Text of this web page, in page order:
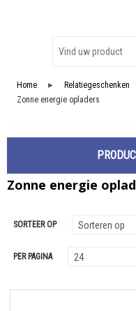
Home ► Relatiegeschenken
Zonne energie opladers
Zonne energie
SORTEER OP
PER PAGINA